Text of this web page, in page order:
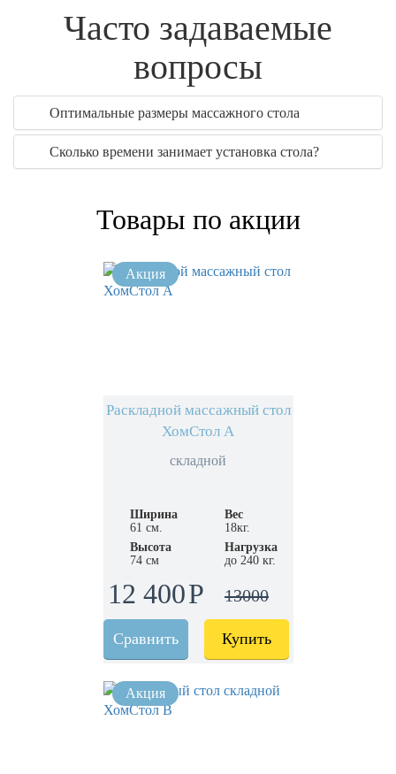
Часто задаваемые
вопросы
Оптимальные размеры массажного стола
Сколько времени занимает установка стола?
Товары по акции
Раскладной массажный стол
ХомСтол А
складной
Ширина
61 см.
Вес
18кг.
Высота
74 см
Нагрузка
до 240 кг.
12 400 13000
Сравнить Купить